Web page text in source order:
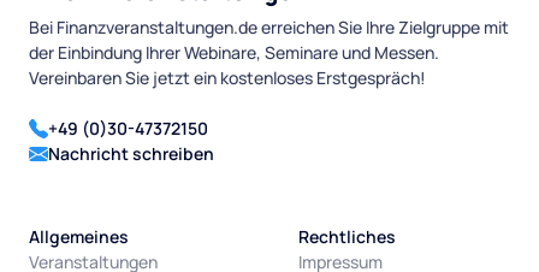
Bei Finanzveranstaltungen.de erreichen Sie Ihre Zielgruppe mit
der Einbindung Ihrer Webinare, Seminare und Messen.
Vereinbaren Sie jetzt ein kostenloses Erstgespräch!
+49 (0)30-47372150
Nachricht schreiben
Allgemeines
Veranstaltungen
Rechtliches
Impressum